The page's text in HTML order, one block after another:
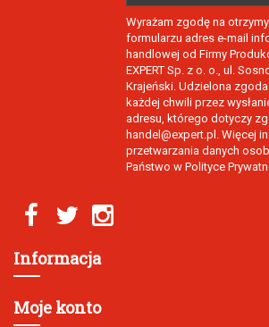
Wyrażam zgodę na
formularzu adres e-mail
handlowej od Firmy
EXPERT Sp. z o. o., ul.
Krajeński. Udzielona
każdej chwili przez
adresu, którego dotyczy
handel@expert.pl. Więcej
przetwarzania danych
Państwo w Polityce
Informacja
Moje konto